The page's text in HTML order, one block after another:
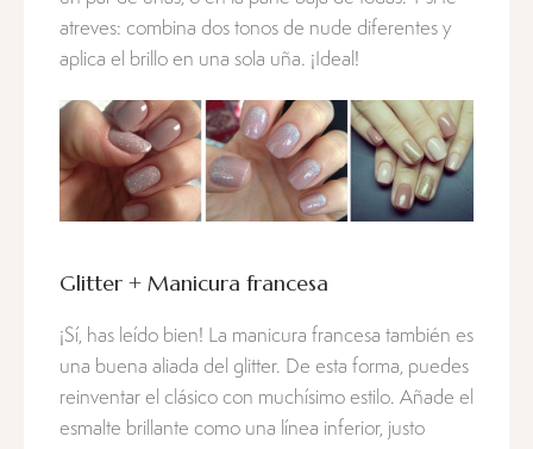
atreves: combina dos tonos de nude diferentes y
aplica el brillo en una sola uña. ¡Ideal!
Glitter + Manicura francesa
¡Sí, has leído bien! La manicura francesa también es
una buena aliada del glitter. De esta forma, puedes
reinventar el clásico con muchísimo estilo. Añade el
esmalte brillante como una línea inferior, justo